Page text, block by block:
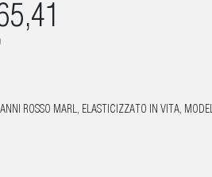
ROSSO MARL, ELASTICIZZATO IN VITA,